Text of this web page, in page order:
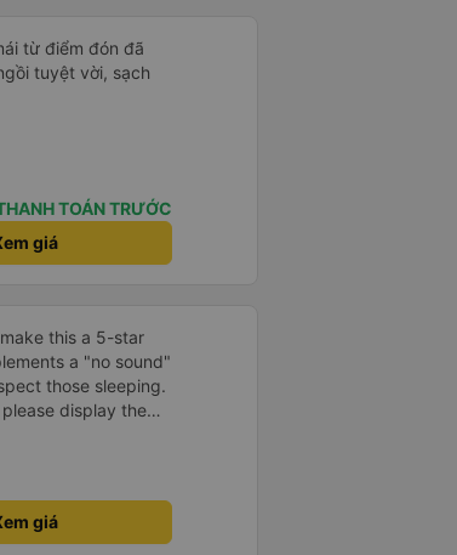
từ điểm đón đã
tuyệt vời, sạch
TOÁN TRƯỚC
giá
this a 5-star
a "no sound"
those sleeping.
display the
convenience. I
ràng về việc giữ im
để tránh làm
giá